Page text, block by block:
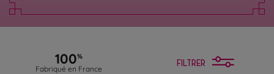
100%
Fabriqué en France
FILTRER